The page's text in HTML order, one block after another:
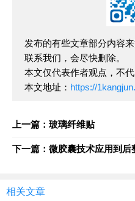
发布的有些文章部分内容
联系我们，会尽快删除。
本文仅代表作者观点，不代
本文地址： https://
上一篇：玻璃纤维贴
下一篇：微胶囊技术应用到后
相关文章